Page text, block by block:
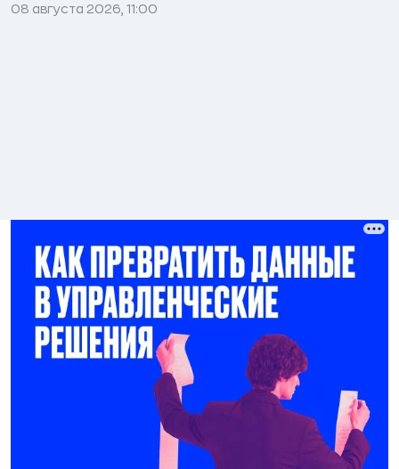
08 августа 2026, 11:00